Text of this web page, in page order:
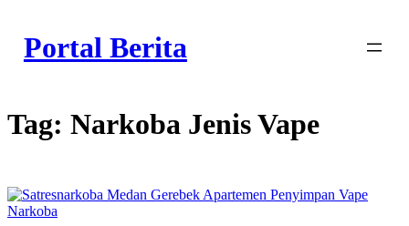
content
Portal Berita
Tag: Narkoba Jenis Vape